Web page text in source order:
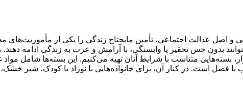
و اصل عدالت اجتماعی، تأمین مایحتاج زندگی را یکی از مأموریت‌های
بدون حس تحقیر یا وابستگی، با آرامش و عزت به زندگی ادامه
بسته‌هایی متناسب با شرایط آنان تهیه می‌کنیم. این بسته‌ها شامل
با فصل است. در کنار آن، برای خانواده‌هایی با نوزاد یا کودک، شیر